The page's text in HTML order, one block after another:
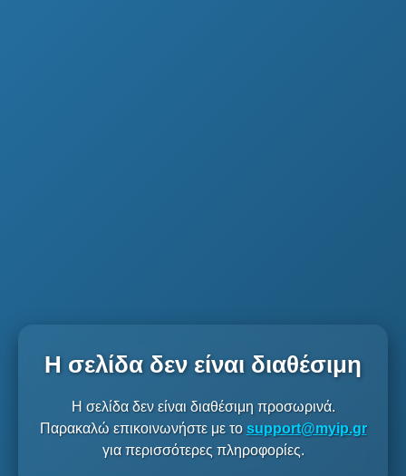
Η σελίδα δεν είναι διαθέσιμη
Η σελίδα δεν είναι διαθέσιμη προσωρινά.
Παρακαλώ επικοινωνήστε με το support@myip.gr
για περισσότερες πληροφορίες.